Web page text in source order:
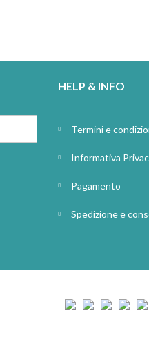
HELP & INFO
Termini e
Informativa
Pagamento
Spedizione e